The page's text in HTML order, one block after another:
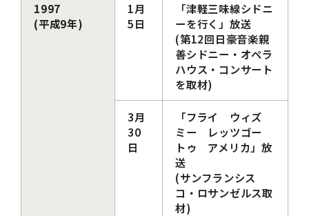
1997
(平成9年)
1月
5日
「津軽三味線シドニ
ーを行く」放送
(第12回日豪音楽親
善シドニー・オペラ
ハウス・コンサート
を取材)
3月
30
日
「フライ ウィズ
ミー レッツゴー
トゥ アメリカ」放
送
(サンフランシス
コ・ロサンゼルス取
材)